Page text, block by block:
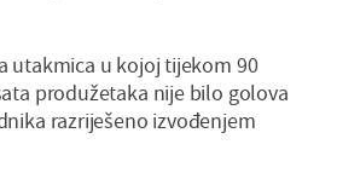
utakmica u kojoj tijekom 90
produžetaka nije bilo golova
razriješeno izvođenjem